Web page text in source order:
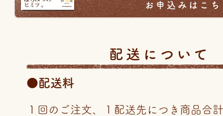
お申込みはこ
配送について
●配送料
１回のご注文、１配送先につき商品合